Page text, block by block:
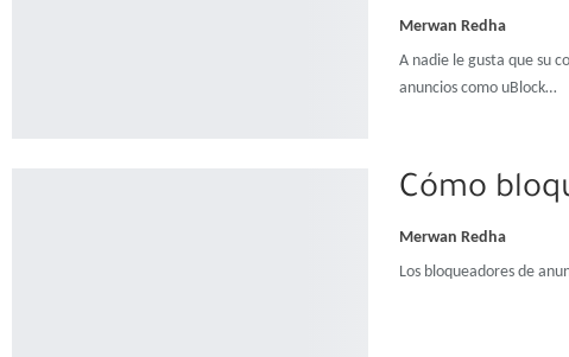
Merwan Redha
A nadie le gusta que su
anuncios como uBlock…
Cómo
Merwan Redha
Los bloqueadores de